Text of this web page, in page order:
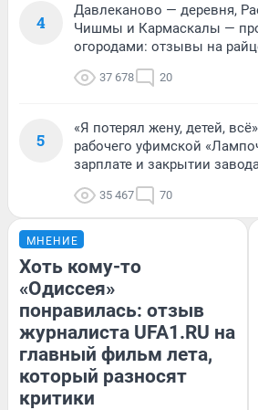
4
Давлеканово — деревня,
Чишмы и Кармаскалы —
огородами: отзывы на
37 678 20
5
«Я потерял жену, детей,
рабочего уфимской
зарплате и закрытии
35 467 70
МНЕНИЕ
Хоть кому-то
«Одиссея»
понравилась: отзыв
журналиста UFA1.RU на
главный фильм лета,
который разносят
критики